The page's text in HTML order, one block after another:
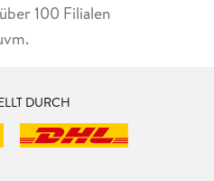
100 Filialen
DURCH